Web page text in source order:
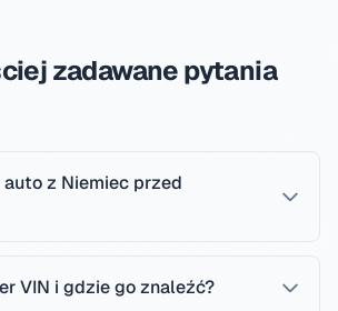
zadawane pytania
z Niemiec przed
VIN i gdzie go znaleźć?